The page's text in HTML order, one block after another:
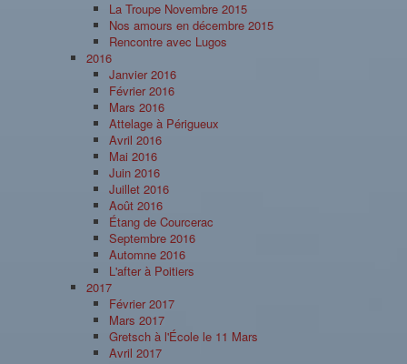
La Troupe Novembre 2015
Nos amours en décembre 2015
Rencontre avec Lugos
2016
Janvier 2016
Février 2016
Mars 2016
Attelage à Périgueux
Avril 2016
Mai 2016
Juin 2016
Juillet 2016
Août 2016
Étang de Courcerac
Septembre 2016
Automne 2016
L'after à Poitiers
2017
Février 2017
Mars 2017
Gretsch à l'École le 11 Mars
Avril 2017